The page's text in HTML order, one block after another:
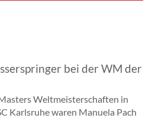
bei der WM der
Weltmeisterschaften in
Karlsruhe waren Manuela Pach